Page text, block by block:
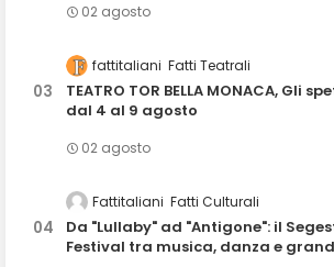
02 agosto
fattitaliani Fatti Teatrali
TEATRO TOR BELLA MONACA, Gli
dal 4 al 9 agosto
02 agosto
Fattitaliani Fatti Culturali
Da "Lullaby" ad "Antigone": il
Festival tra musica, danza e